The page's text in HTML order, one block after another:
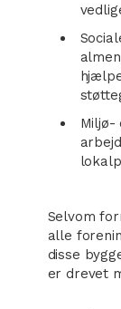
Miljø-
Selvom
alle
disse
er drevet